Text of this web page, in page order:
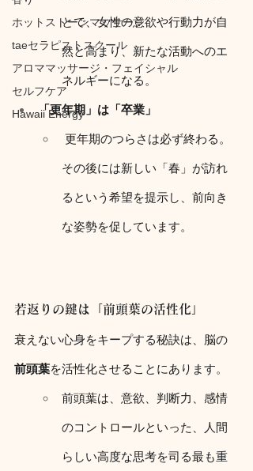
ホットストーンマッサージ
taeセラピストスクール
アロママッサージ・フェイシャル
セルフケア
Hawaii Energy
とで、女性の意欲や行動力が自
然と高まり、新たな活動へのエ
ネルギーになる。
「更年期」は「卒業」
更年期のつらさは必ず終わる。
その後には新しい「春」が訪れ
るという希望を提示し、前向き
な姿勢を促しています。
若返りの鍵は「前頭葉の活性化」
衰えない心身をキープする秘訣は、脳の
前頭葉を活性化させることにあります。
前頭葉は、意欲、判断力、感情
のコントロールといった、人間
らしい高度な思考を司る最も重